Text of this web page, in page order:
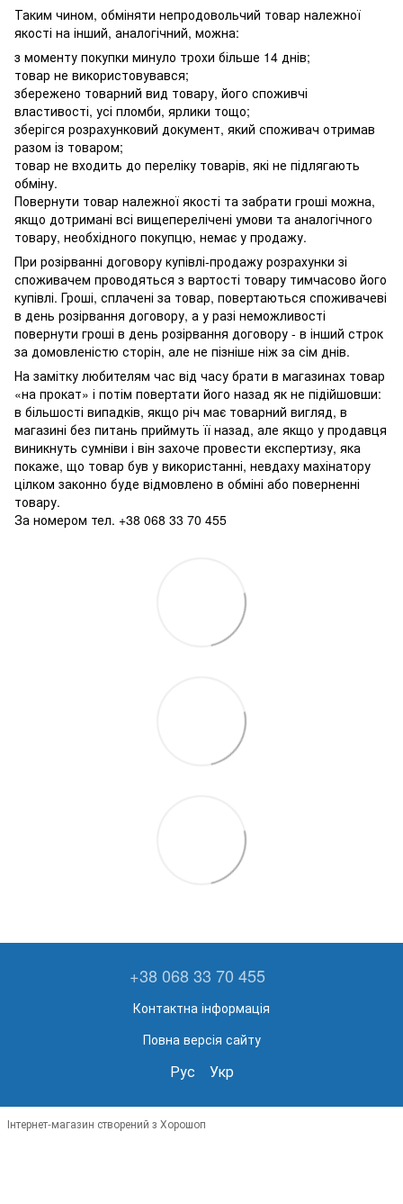
Таким чином, обміняти непродовольчий товар належної
якості на інший, аналогічний, можна:
з моменту покупки минуло трохи більше 14 днів;
товар не використовувався;
збережено товарний вид товару, його споживчі
властивості, усі пломби, ярлики тощо;
зберігся розрахунковий документ, який споживач отримав
разом із товаром;
товар не входить до переліку товарів, які не підлягають
обміну.
Повернути товар належної якості та забрати гроші можна,
якщо дотримані всі вищеперелічені умови та аналогічного
товару, необхідного покупцю, немає у продажу.
При розірванні договору купівлі-продажу розрахунки зі
споживачем проводяться з вартості товару тимчасово його
купівлі. Гроші, сплачені за товар, повертаються споживачеві
в день розірвання договору, а у разі неможливості
повернути гроші в день розірвання договору - в інший строк
за домовленістю сторін, але не пізніше ніж за сім днів.
На замітку любителям час від часу брати в магазинах товар
«на прокат» і потім повертати його назад як не підійшовши:
в більшості випадків, якщо річ має товарний вигляд, в
магазині без питань приймуть її назад, але якщо у продавця
виникнуть сумніви і він захоче провести експертизу, яка
покаже, що товар був у використанні, невдаху махінатору
цілком законно буде відмовлено в обміні або поверненні
товару.
За номером тел. +38 068 33 70 455
+38 068 33 70 455
Контактна інформація
Повна версія сайту
Рус Укр
Інтернет-магазин створений з Хорошоп